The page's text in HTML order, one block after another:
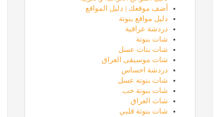
أضف موقعك | دليل المواقع
دليل مواقع بنوتة
دردشة عراقية
شات بنوتة
شات بنات عسل
شات موسيقى العراق
دردشة احساس
شات بنوتة عسل
شات بنوتة حب
شات العراق
شات بنوتة قلبي